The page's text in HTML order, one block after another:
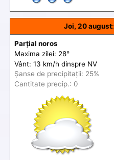
Joi, 20 august:
Parțial noros
Maxima zilei: 28°
Vânt: 13 km/h dinspre NV
Șanse de precipitații: 25%
Cantitate precip.: 0